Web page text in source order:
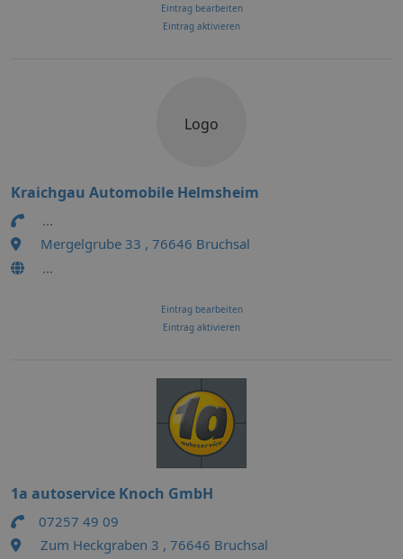
Eintrag bearbeiten
Eintrag aktivieren
Logo
Kraichgau Automobile Helmsheim
...
Mergelgrube 33 , 76646 Bruchsal
...
Eintrag bearbeiten
Eintrag aktivieren
1a autoservice Knoch GmbH
07257 49 09
Zum Heckgraben 3 , 76646 Bruchsal